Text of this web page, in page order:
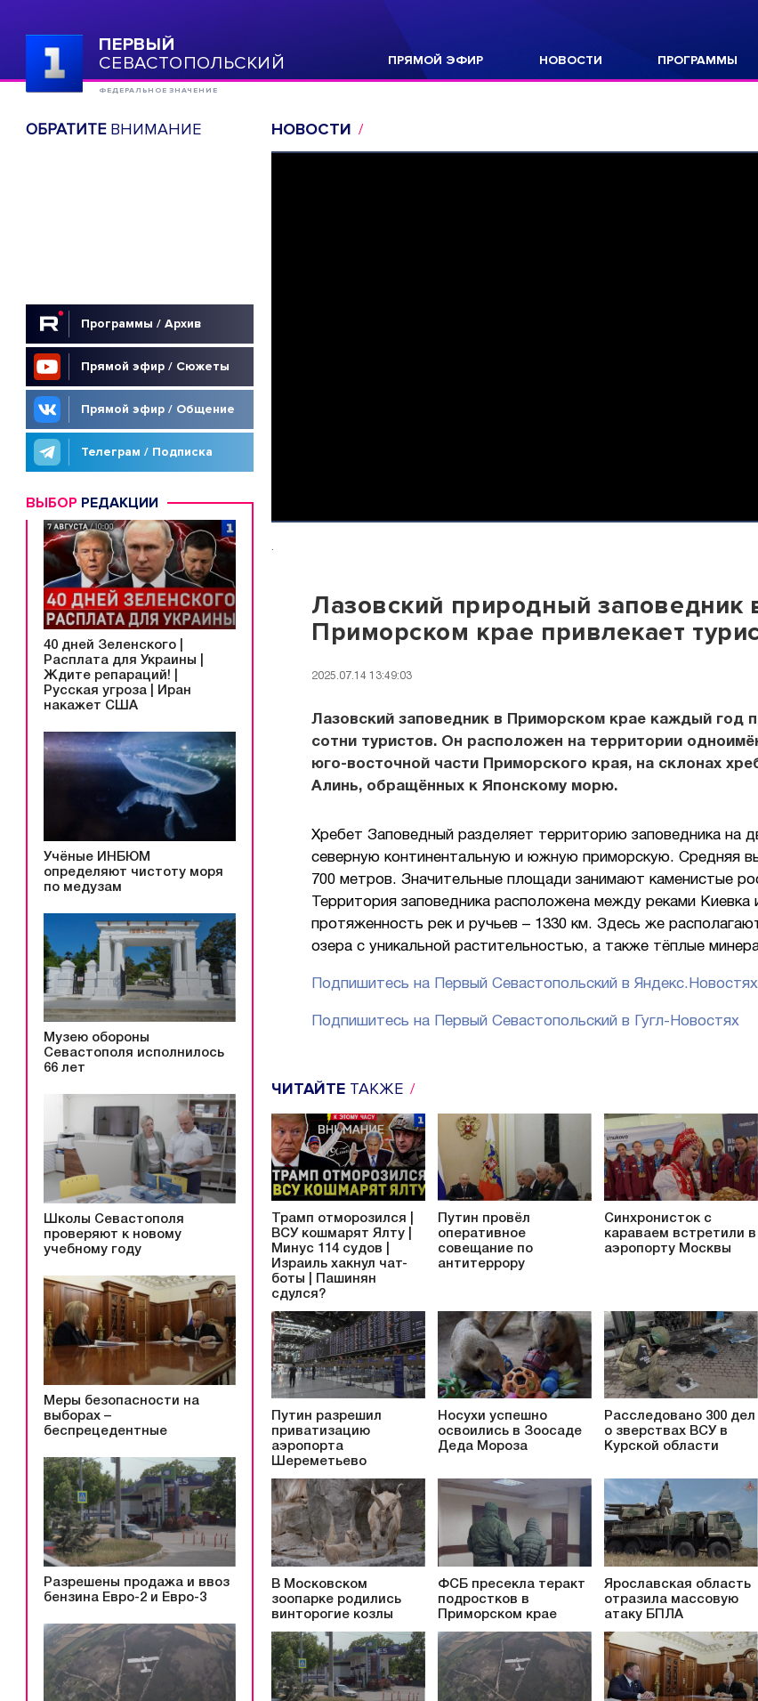
ПЕРВЫЙ
СЕВАСТОПОЛЬСКИЙ
ФЕДЕРАЛЬНОЕ ЗНАЧЕНИЕ
ПРЯМОЙ ЭФИР НОВОСТИ ПРОГРАММЫ
ОБРАТИТЕВНИМАНИЕ
Программы / Архив
Прямой эфир / Сюжеты
Прямой эфир / Общение
Телеграм / Подписка
ВЫБОР РЕДАКЦИИ
40 дней Зеленского |
Расплата для Украины |
Ждите репараций! |
Русская угроза | Иран
накажет США
Учёные ИНБЮМ
определяют чистоту моря
по медузам
Музею обороны
Севастополя исполнилось
66 лет
Школы Севастополя
проверяют к новому
учебному году
Меры безопасности на
выборах –
беспрецедентные
Разрешены продажа и ввоз
бензина Евро-2 и Евро-3
НОВОСТИ
.
Лазовский природный заповедник
Приморском крае привлекает
2025.07.14 13:49:03
Лазовский заповедник в Приморском крае каждый год
сотни туристов. Он расположен на территории
юго-восточной части Приморского края, на склонах
Алинь, обращённых к Японскому морю.
Хребет Заповедный разделяет территорию заповедника на
северную континентальную и южную приморскую. Средняя
700 метров. Значительные площади занимают каменистые
Территория заповедника расположена между реками
протяженность рек и ручьев – 1330 км. Здесь же
озера с уникальной растительностью, а также тёплые
Подпишитесь на Первый Севастопольский в Яндекс.Новостях
Подпишитесь на Первый Севастопольский в Гугл-Новостях
ЧИТАЙТЕ ТАКЖЕ
Трамп отморозился |
ВСУ кошмарят Ялту |
Минус 114 судов |
Израиль хакнул чат-
боты | Пашинян
сдулся?
Путин провёл
оперативное
совещание по
антитеррору
Синхронисток с
караваем встретили в
аэропорту Москвы
Путин разрешил
приватизацию
аэропорта
Шереметьево
Носухи успешно
освоились в Зоосаде
Деда Мороза
Расследовано 300 дел
о зверствах ВСУ в
Курской области
В Московском
зоопарке родились
винторогие козлы
ФСБ пресекла теракт
подростков в
Приморском крае
Ярославская область
отразила массовую
атаку БПЛА